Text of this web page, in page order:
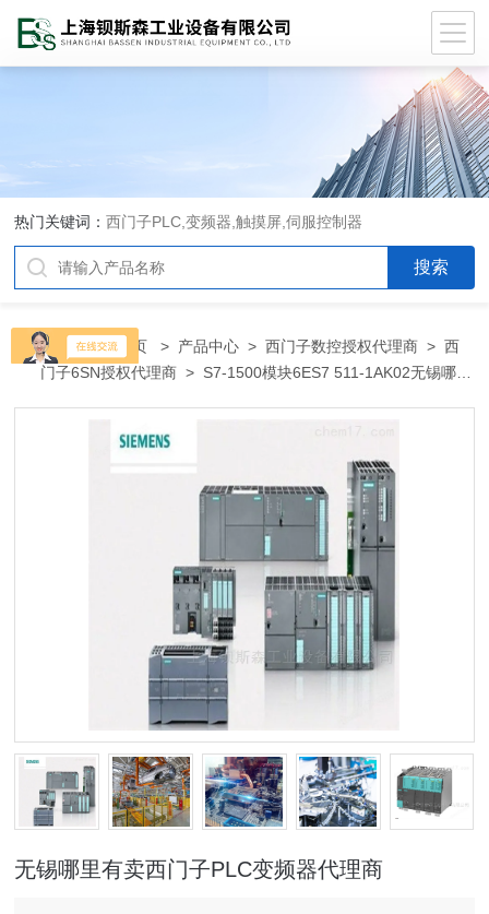
热门关键词：西门子PLC,变频器,触摸屏,伺服控制器
当前位置：首页 > 产品中心 >西门子数控授权代理商 >西
门子6SN授权代理商 > S7-1500模块6ES7 511-1AK02无锡哪里
无锡哪里有卖西门子PLC变频器代理商